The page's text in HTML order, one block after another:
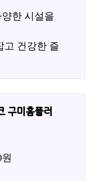
한 시설을
고 건강한 즐
구미홈플러